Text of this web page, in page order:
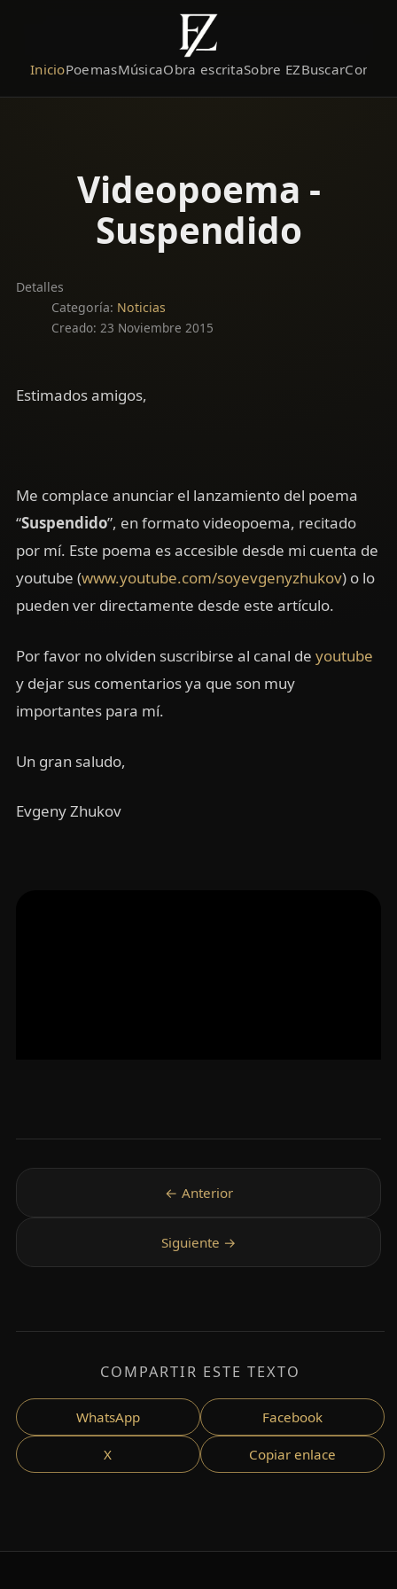
InicioPoemasMúsicaObra escritaSobre EZBuscar
Videopoema -
Suspendido
Detalles
Categoría: Noticias
Creado: 23 Noviembre 2015
Estimados amigos,
Me complace anunciar el lanzamiento del poema
“Suspendido”, en formato videopoema, recitado
por mí. Este poema es accesible desde mi cuenta de
youtube (www.youtube.com/soyevgenyzhukov) o lo
pueden ver directamente desde este artículo.
Por favor no olviden suscribirse al canal de youtube
y dejar sus comentarios ya que son muy
importantes para mí.
Un gran saludo,
Evgeny Zhukov
COMPARTIR ESTE TEXTO
WhatsApp Facebook
X Copiar enlace